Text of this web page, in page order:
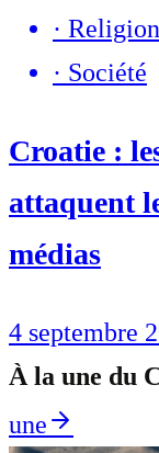
·
· Société
Croatie :
attaquent
médias
4 septembre
À la une du
une